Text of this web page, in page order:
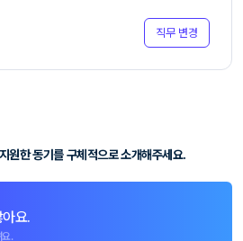
직무 변경
원한 동기를 구체적으로 소개해주세요.
요.
.